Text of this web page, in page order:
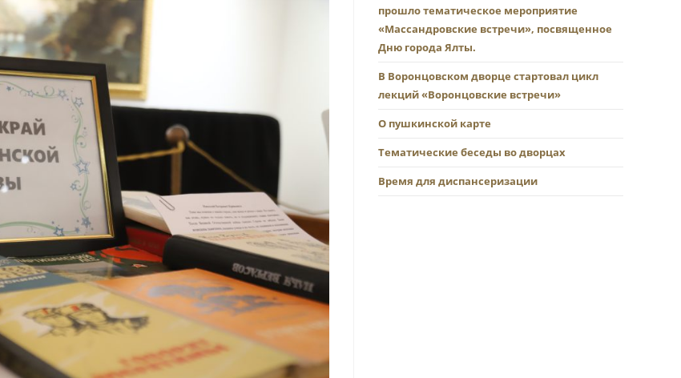
прошло тематическое мероприятие
«Массандровские встречи», посвященное
Дню города Ялты.
В Воронцовском дворце стартовал цикл
лекций «Воронцовские встречи»
О пушкинской карте
Тематические беседы во дворцах
Время для диспансеризации